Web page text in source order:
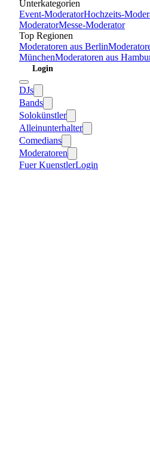
Unterkategorien
Event-ModeratorHochzeits-
ModeratorMesse-Moderator
Top Regionen
Moderatoren aus Berlin
MünchenModeratoren aus
Login
DJs
Bands
Solokünstler
Alleinunterhalter
Comedians
Moderatoren
Fuer KuenstlerLogin